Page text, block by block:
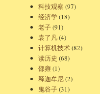
科技观察 (97)
经济学(18)
老子(91)
袁了凡(4)
计算机技术(82)
读历史 (68)
邵雍(1)
释迦牟尼(2)
鬼谷子(31)